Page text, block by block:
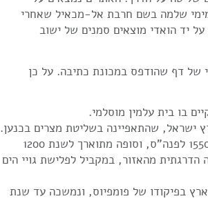
מימי שלמה בשם חרבת אל-מכאיל שאחרי
יד הואדי מוצאים סמנים של ישוב
של דף שהודפס במכונת כתיבה. על כן
בו בית עלמין מוסלמי.
ישראל, שהתאפיינה בשליטת מצרים בכנען.
תקופה זו מכונה בהיסטוריה של מצרים: "תקופת האימפריה". ראשיתה בשנת 1550 לפנה"ס, וסופה מתוארך לשנת 1200
הדרגתית מהאזור, במקביל לפלישת גויי הים
הצבא הרומי לארץ בפיקודו של פומפיוס, ונמשכה עד שנת